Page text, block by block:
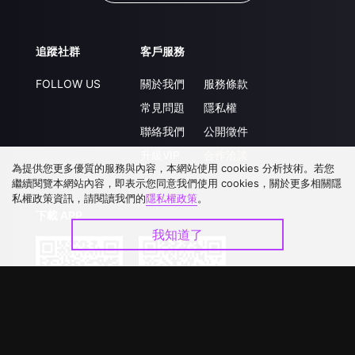
追蹤社群
FOLLOW US
客戶服務
關於我們
常見問題
聯絡我們
服務條款
隱私權
公開徵件
為提供您更多優質的服務與內容，本網站使用 cookies 分析技術。若您
繼續閱覽本網站內容，即表示您同意我們使用 cookies，關於更多相關隱
私權政策資訊，請閱讀我們的隱私權政策。
我知道了